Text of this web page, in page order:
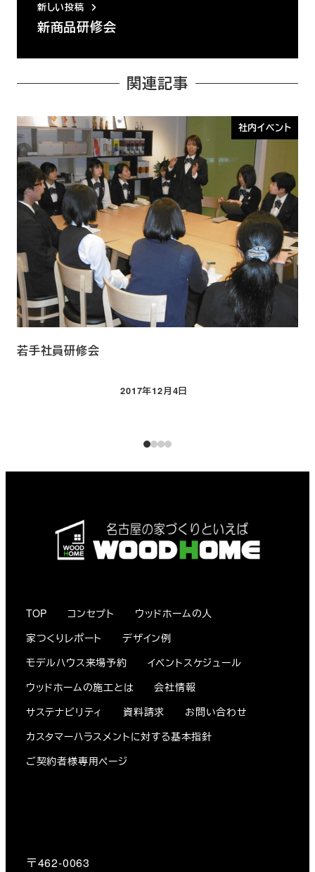
新しい投稿
新商品研修会
関連記事
社内イベント
若手社員研修会
投稿日
2017年12月4日
〒462-0063
TOP コンセプト
ウッドホームの人
家つくりレポート
デザイン例
モデルハウス来場予約
イベントスケジュール
ウッドホームの施工とは
会社情報
サステナビリティ
資料請求
お問い合わせ
カスタマーハラスメントに対する基本指針
ご契約者様専用ページ